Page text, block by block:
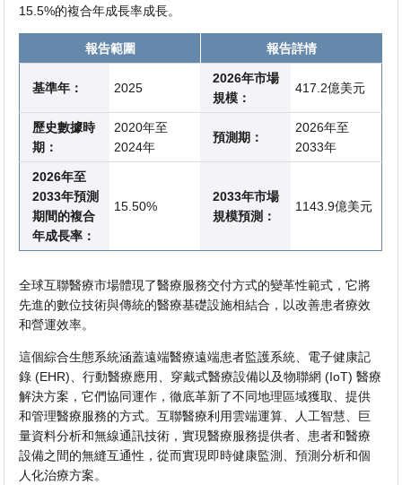
15.5%的複合年成長率成長。
報告範圍 報告詳情
基準年： 2025
2026年市場
規模：
417.2億美元
歷史數據時
期：
2020年至
2024年
預測期：
2026年至
2033年
2026年至
2033年預測
期間的複合
年成長率：
15.50%
2033年市場
規模預測：
1143.9億美元
全球互聯醫療市場體現了醫療服務交付方式的變革性範式，它將
先進的數位技術與傳統的醫療基礎設施相結合，以改善患者療效
和營運效率。
這個綜合生態系統涵蓋遠端醫療遠端患者監護系統、電子健康記
錄 (EHR)、行動醫療應用、穿戴式醫療設備以及物聯網 (IoT) 醫療
解決方案，它們協同運作，徹底革新了不同地理區域獲取、提供
和管理醫療服務的方式。互聯醫療利用雲端運算、人工智慧、巨
量資料分析和無線通訊技術，實現醫療服務提供者、患者和醫療
設備之間的無縫互通性，從而實現即時健康監測、預測分析和個
人化治療方案。